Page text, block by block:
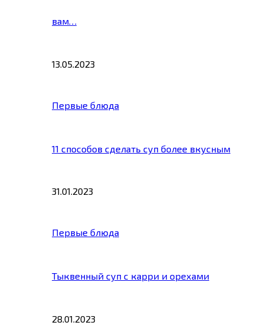
вам…
13.05.2023
Первые блюда
11 способов сделать суп более вкусным
31.01.2023
Первые блюда
Тыквенный суп с карри и орехами
28.01.2023